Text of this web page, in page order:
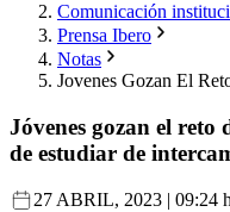
Comunicación
Prensa Ibero
Notas
Jovenes Gozan El
Jóvenes gozan el
de estudiar de
27 ABRIL, 2023 | 09:24